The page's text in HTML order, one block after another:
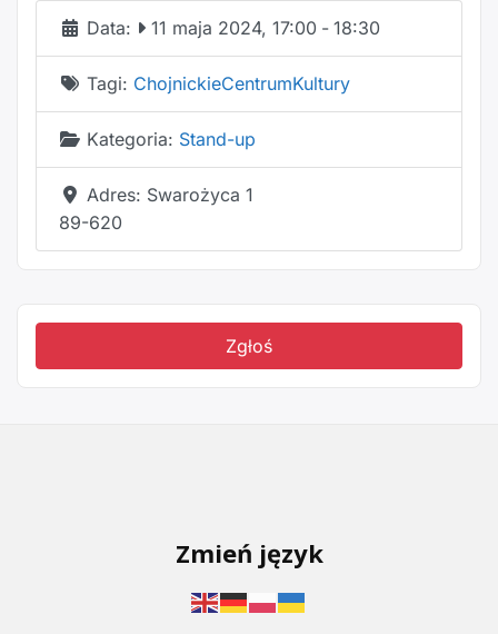
Data: 11 maja 2024, 17:00 - 18:30
Tagi: ChojnickieCentrumKultury
Kategoria: Stand-up
Adres: Swarożyca 1
89-620
Zgłoś
Zmień język